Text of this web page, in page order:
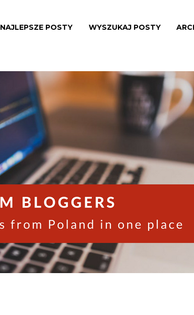
NAJLEPSZE POSTY WYSZUKAJ POSTY